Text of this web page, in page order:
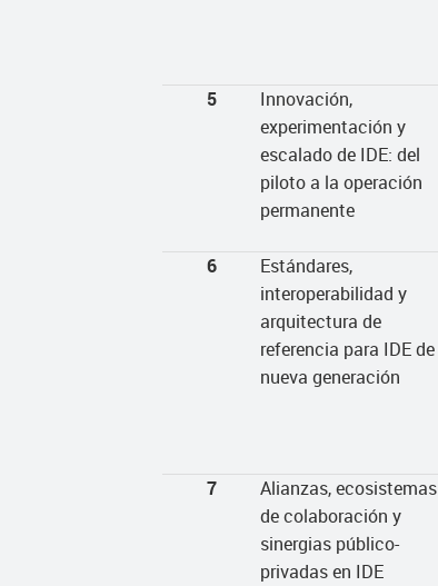
5
Innovación,
experimentación y
escalado de IDE: del
piloto a la operación
permanente
6
Estándares,
interoperabilidad y
arquitectura de
referencia para IDE de
nueva generación
7
Alianzas, ecosistemas
de colaboración y
sinergias público-
privadas en IDE